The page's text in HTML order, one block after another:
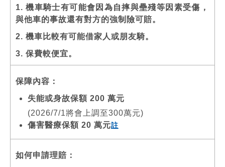
1. 機車騎士有可能會因為自摔與壘殘等因素受傷，
與他車的事故還有對方的強制險可賠。
2. 機車比較有可能借家人或朋友騎。
3. 保費較便宜。
保障內容：
失能或身故保額 200 萬元
(2026/7/1將會上調至300萬元)
傷害醫療保額 20 萬元註
如何申請理賠：